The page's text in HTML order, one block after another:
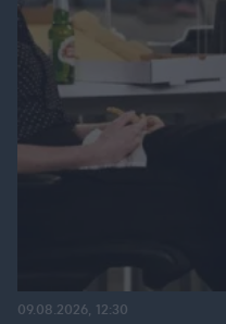
09.08.2026, 12:30